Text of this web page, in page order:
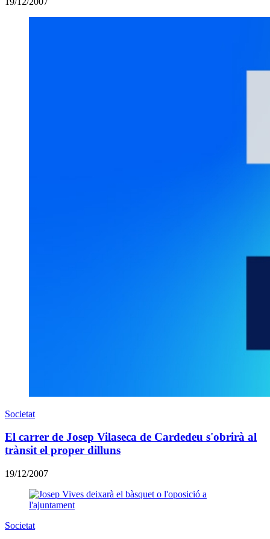
Societat
El carrer de Josep Vilaseca de Cardedeu s'obrirà al
trànsit el proper dilluns
19/12/2007
Societat